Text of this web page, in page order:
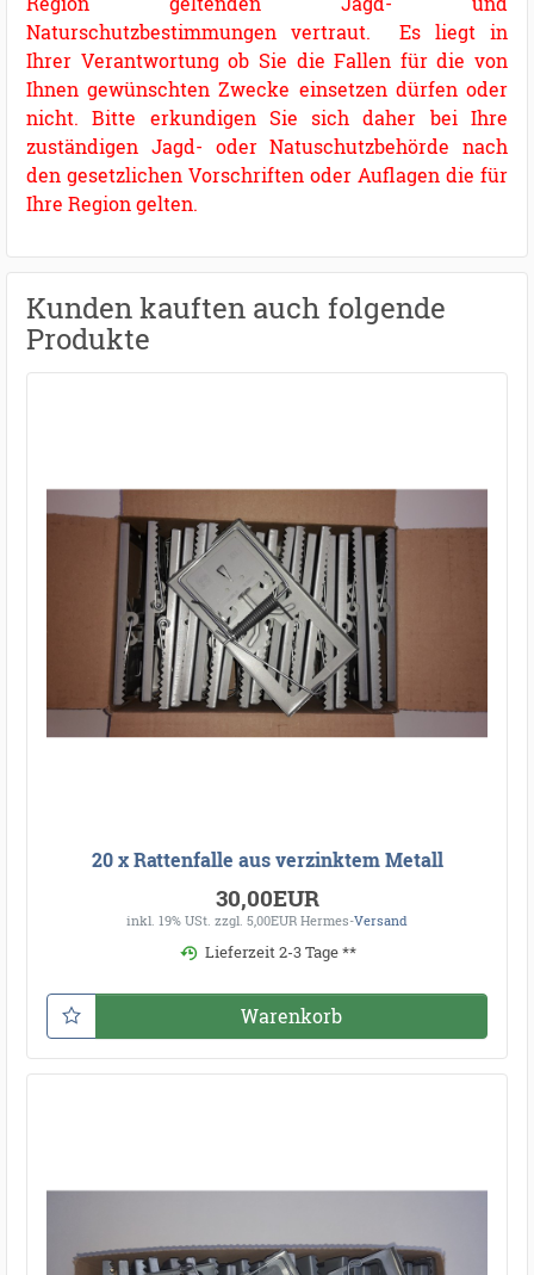
Naturschutzbestimmungen vertraut. Es liegt in
Ihrer Verantwortung ob Sie die Fallen für die von
Ihnen gewünschten Zwecke einsetzen dürfen oder
nicht. Bitte erkundigen Sie sich daher bei Ihre
zuständigen Jagd- oder Natuschutzbehörde nach
den gesetzlichen Vorschriften oder Auflagen die für
Ihre Region gelten.
Kunden kauften auch folgende
Produkte
20 x Rattenfalle aus verzinktem Metall
30,00EUR
inkl. 19% USt. zzgl. 5,00EUR Hermes-Versand
Lieferzeit 2-3 Tage **
Warenkorb